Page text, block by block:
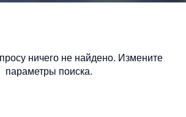
ничего не найдено. Измените
параметры поиска.